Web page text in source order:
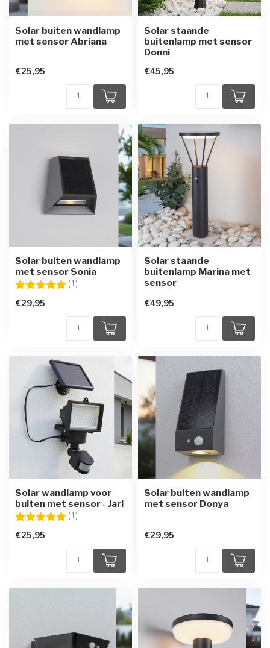
Solar buiten wandlamp
met sensor Abriana
€25,95
Solar staande
buitenlamp met sensor
Donni
€45,95
Solar buiten wandlamp
met sensor Sonia
Beoordeling: (1)
€29,95
Solar staande
buitenlamp Marina met
sensor
€49,95
Solar wandlamp voor
buiten met sensor - Jari
Beoordeling: (1)
€25,95
Solar buiten wandlamp
met sensor Donya
€29,95